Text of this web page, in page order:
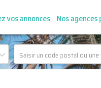
vos annonces Nos